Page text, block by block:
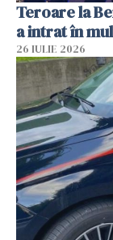
Teroare la
a intrat în
26 IULIE 2026